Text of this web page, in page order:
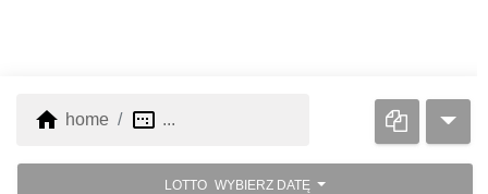
home home image_aspect_ratio ...
LOTTO WYBIERZ DATĘ